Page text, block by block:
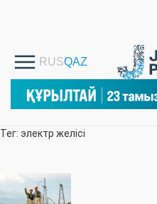
Тег: электр желісі